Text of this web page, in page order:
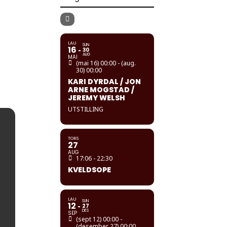
LAU
16
MAI
SUN
30
AUG
(mai 16) 00:00 - (aug.
30) 00:00
KARI DYRDAL / JON
ARNE MOGSTAD /
JEREMY WELSH
UTSTILLING
TORS
27
AUG
17:06 - 22:30
KVELDSOPE
LAU
12
SEP
SUN
27
DES
(sept 12) 00:00 -